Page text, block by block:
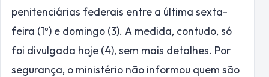
penitenciárias federais entre a última sexta-
feira (1º) e domingo (3). A medida, contudo, só
foi divulgada hoje (4), sem mais detalhes. Por
segurança, o ministério não informou quem são